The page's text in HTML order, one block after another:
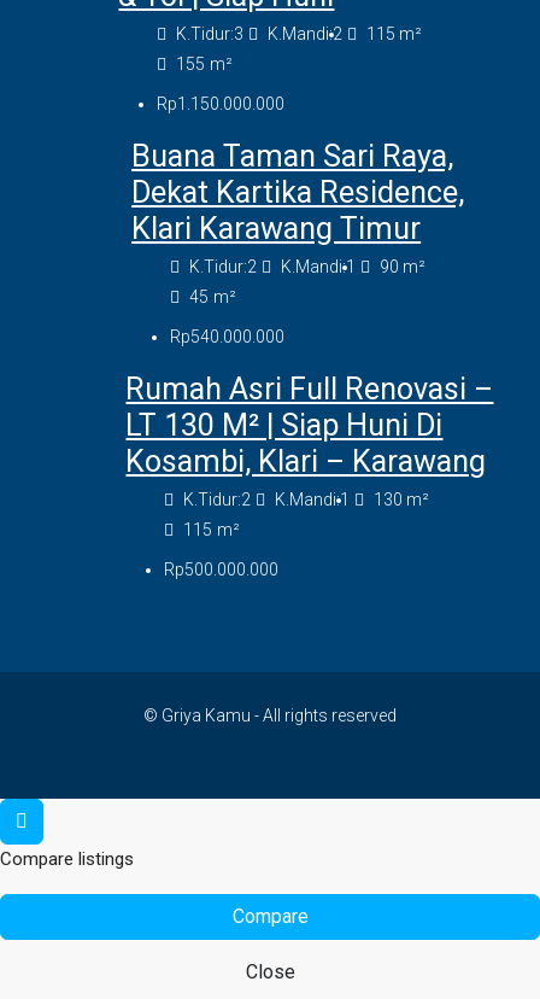
K.Tidur:3 K.Mandi:2 115 m²
155 m²
Rp1.150.000.000
Buana Taman Sari Raya,
Dekat Kartika Residence,
Klari Karawang Timur
K.Tidur:2 K.Mandi:1 90 m²
45 m²
Rp540.000.000
Rumah Asri Full Renovasi –
LT 130 M² | Siap Huni Di
Kosambi, Klari – Karawang
K.Tidur:2 K.Mandi:1 130 m²
115 m²
Rp500.000.000
© Griya Kamu - All rights reserved
Compare listings
Compare
Close